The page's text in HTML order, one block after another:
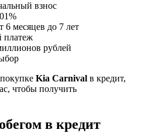
взнос
6 месяцев до 7 лет
платеж
рублей
Kia Carnival в кредит,
чтобы получить
в кредит